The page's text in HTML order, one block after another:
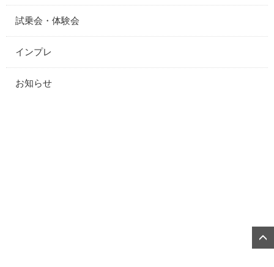
試乗会・体験会
インプレ
お知らせ